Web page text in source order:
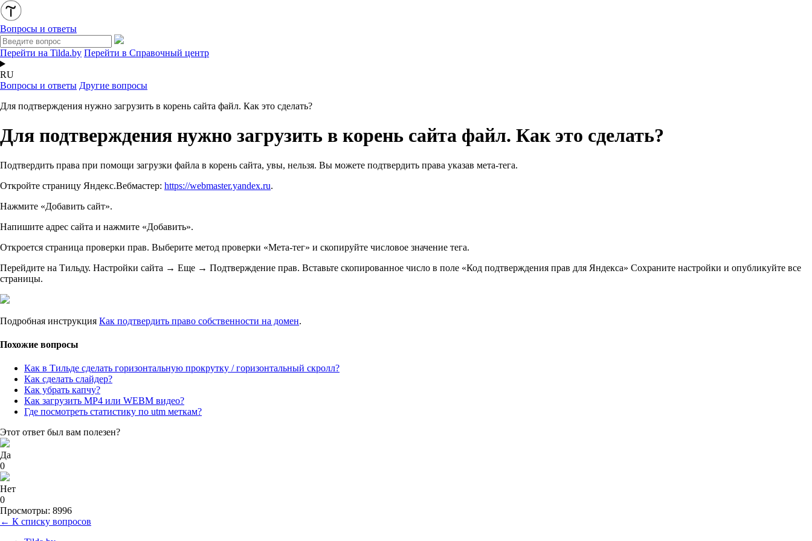
Вопросы и ответы
Перейти на Tilda.by Перейти в Справочный центр
RU
Вопросы и ответы Другие вопросы
Для подтверждения нужно загрузить в корень сайта файл. Как это сделать?
Для подтверждения нужно загрузить в корень сайта файл. Как это сделать?
Подтвердить права при помощи загрузки файла в корень сайта, увы, нельзя. Вы можете подтвердить права указав мета-тега.
Откройте страницу Яндекс.Вебмастер: https://webmaster.yandex.ru.
Нажмите «Добавить сайт».
Напишите адрес сайта и нажмите «Добавить».
Откроется страница проверки прав. Выберите метод проверки «Мета-тег» и скопируйте числовое значение тега.
Перейдите на Тильду. Настройки сайта → Еще → Подтверждение прав. Вставьте скопированное число в поле «Код подтверждения прав для Яндекса» Сохраните настройки и опубликуйте все
страницы.
Подробная инструкция Как подтвердить право собственности на домен.
Похожие вопросы
Как в Тильде сделать горизонтальную прокрутку / горизонтальный скролл?
Как сделать слайдер?
Как убрать капчу?
Как загрузить MP4 или WEBM видео?
Где посмотреть статистику по utm меткам?
Этот ответ был вам полезен?
Да
0
Нет
0
Просмотры: 8996
← К списку вопросов